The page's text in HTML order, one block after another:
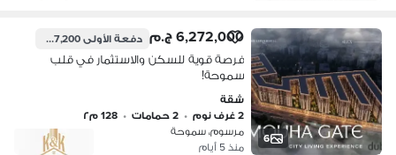
6
6,272,000 ج.م دفعة الأولى627,200 ج.م
فرصة قوية للسكن والاستثمار في قلب
سموحة!
شقة
2 غرف نوم
• 2 حمامات • 128 م٢
مرسوم، سموحة
منذ 5 أيام